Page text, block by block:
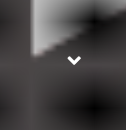
les enfants